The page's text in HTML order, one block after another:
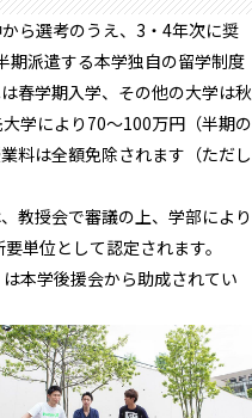
ら選考のうえ、3・4年次に奨
期派遣する本学独自の留学制度
春学期入学、その他の大学は秋
学により70～100万円（半期の
料は全額免除されます（ただし
教授会で審議の上、学部により
単位として認定されます。
本学後援会から助成されてい